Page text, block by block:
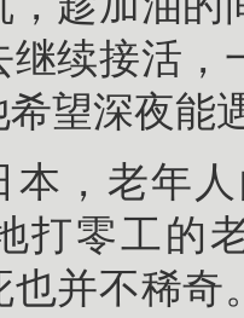
继续接活，
望深夜能
本，老年
打零工的
也并不稀奇